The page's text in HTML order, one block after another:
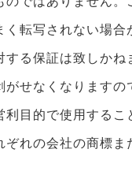
転写されない場合
る保証は致しか
せなくなりますの
目的で使用するこ
れの会社の商標ま